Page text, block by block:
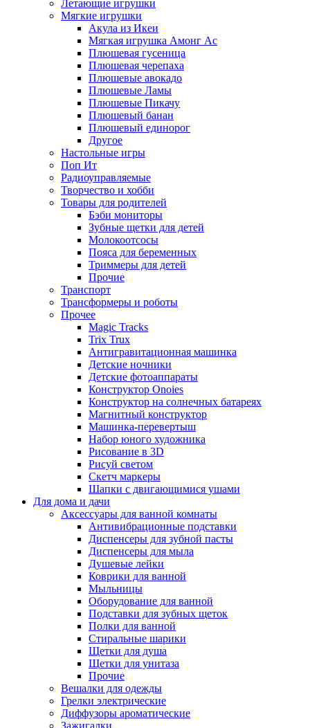
Летающие игрушки
Мягкие игрушки
Акула из Икеи
Мягкая игрушка Амонг Ас
Плюшевая гусеница
Плюшевая черепаха
Плюшевые авокадо
Плюшевые Ламы
Плюшевые Пикачу
Плюшевый банан
Плюшевый единорог
Другое
Настольные игры
Поп Ит
Радиоуправляемые
Творчество и хобби
Товары для родителей
Бэби мониторы
Зубные щетки для детей
Молокоотсосы
Пояса для беременных
Триммеры для детей
Прочие
Транспорт
Трансформеры и роботы
Прочее
Magic Tracks
Trix Trux
Антигравитационная машинка
Детские ночники
Детские фотоаппараты
Конструктор Onoies
Конструктор на солнечных батареях
Магнитный конструктор
Машинка-перевертыш
Набор юного художника
Рисование в 3D
Рисуй светом
Скетч маркеры
Шапки с двигающимися ушами
Для дома и дачи
Аксессуары для ванной комнаты
Антивибрационные подставки
Диспенсеры для зубной пасты
Диспенсеры для мыла
Душевые лейки
Коврики для ванной
Мыльницы
Оборудование для ванной
Подставки для зубных щеток
Полки для ванной
Стиральные шарики
Щетки для душа
Щетки для унитаза
Прочие
Вешалки для одежды
Грелки электрические
Диффузоры ароматические
Зажигалки